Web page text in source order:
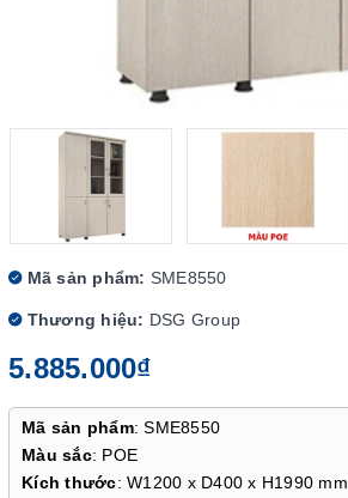
Mã sản phẩm: SME8550
Thương hiệu: DSG Group
5.885.000₫
Mã sản phẩm: SME8550
Màu sắc: POE
Kích thước: W1200 x D400 x H1990 mm